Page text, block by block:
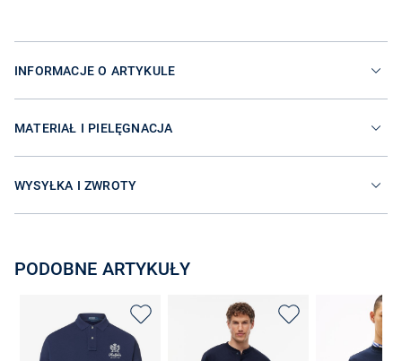
INFORMACJE O ARTYKULE
MATERIAŁ I PIELĘGNACJA
WYSYŁKA I ZWROTY
PODOBNE ARTYKUŁY